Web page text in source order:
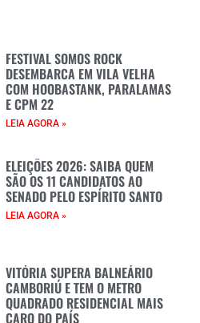
FESTIVAL SOMOS ROCK
DESEMBARCA EM VILA VELHA
COM HOOBASTANK, PARALAMAS
E CPM 22
LEIA AGORA »
ELEIÇÕES 2026: SAIBA QUEM
SÃO OS 11 CANDIDATOS AO
SENADO PELO ESPÍRITO SANTO
LEIA AGORA »
VITÓRIA SUPERA BALNEÁRIO
CAMBORIÚ E TEM O METRO
QUADRADO RESIDENCIAL MAIS
CARO DO PAÍS